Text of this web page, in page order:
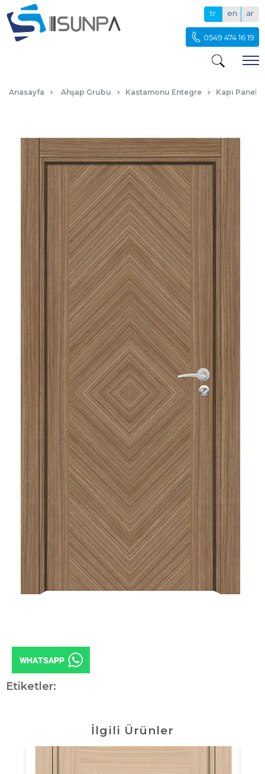
tr en ar
0549 474 16 19
Anasayfa Ahşap Grubu Kastamonu Entegre Kapı Paneli
Etiketler:
İlgili Ürünler